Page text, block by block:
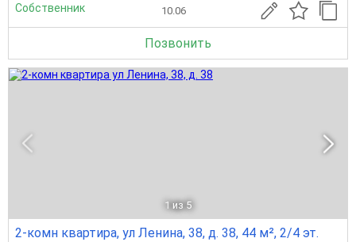
Собственник 10.06
Позвонить
1 из 5
2-комн квартира, ул Ленина, 38, д. 38, 44 м², 2/4 эт.